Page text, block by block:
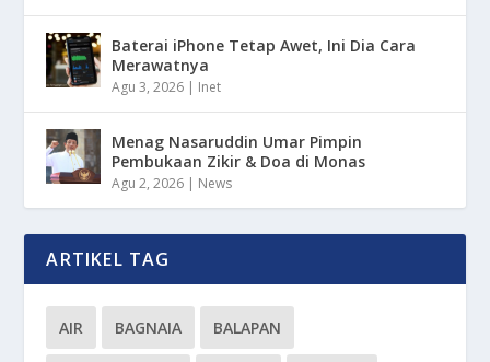
Baterai iPhone Tetap Awet, Ini Dia Cara
Merawatnya
Agu 3, 2026 | Inet
Menag Nasaruddin Umar Pimpin
Pembukaan Zikir & Doa di Monas
Agu 2, 2026 | News
ARTIKEL TAG
AIR BAGNAIA BALAPAN